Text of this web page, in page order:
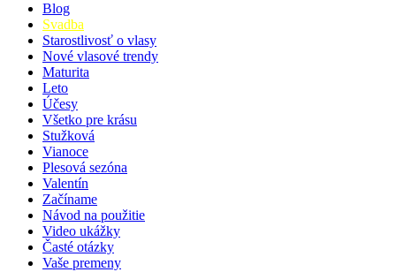
Blog
Svadba
Starostlivosť o vlasy
Nové vlasové trendy
Maturita
Leto
Účesy
Všetko pre krásu
Stužková
Vianoce
Plesová sezóna
Valentín
Začíname
Návod na použitie
Video ukážky
Časté otázky
Vaše premeny